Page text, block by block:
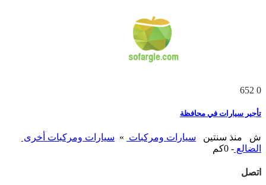
0
652
تأجير سيارات في محافظة
ش منذ سنتين سيارات ومركبات » سيارات ومركبات أخرى
الضالع - 0كم
اتصل